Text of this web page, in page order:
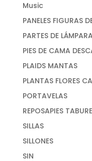
Music
PANELES FIGURAS
PARTES DE
PIES DE CAMA
PLAIDS MANTAS
PLANTAS FLORES
PORTAVELAS
REPOSAPIES
SILLAS
SILLONES
SIN